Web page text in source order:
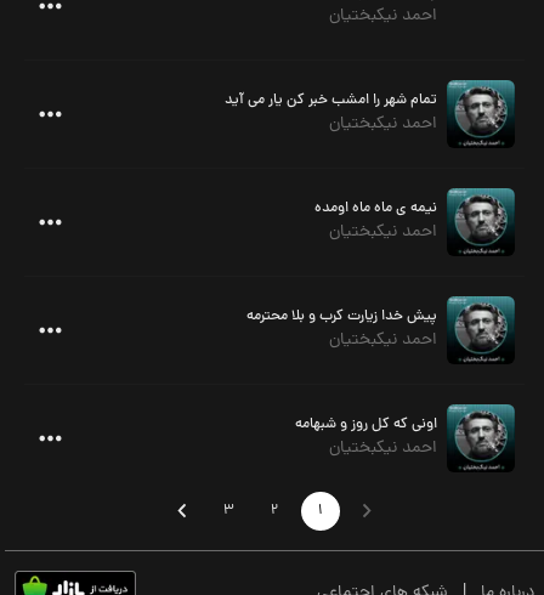
احمد نیکبختیان
تمام شهر را امشب خبر کن یار می آید
احمد نیکبختیان
نیمه ی ماه ماه اومده
احمد نیکبختیان
پیش خدا زیارت کرب و بلا محترمه
احمد نیکبختیان
اونی که کل روز و شبهامه
احمد نیکبختیان
1
2
3